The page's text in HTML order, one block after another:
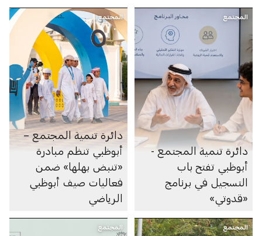
المجتمع
دائرة تنمية المجتمع -
أبوظبي تفتح باب
التسجيل في برنامج
«قدوتي»
المجتمع
دائرة تنمية المجتمع –
أبوظبي تنظم مبادرة
«تنبض بهلها» ضمن
فعاليات صيف أبوظبي
الرياضي
المجتمع المجتمع